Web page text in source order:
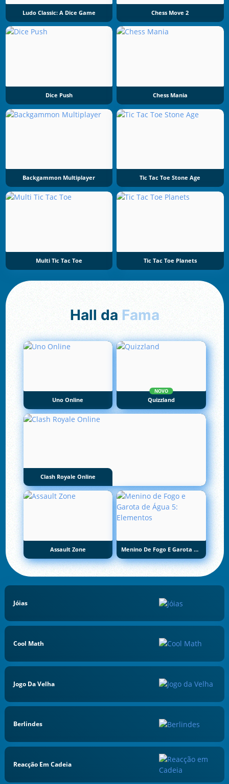
Ludo Classic: A Dice Game Chess Move 2
Dice Push Chess Mania
Backgammon Multiplayer Tic Tac Toe Stone Age
Multi Tic Tac Toe Tic Tac Toe Planets
Hall da Fama
Uno Online
NOVO
Quizzland
Clash Royale Online
Assault Zone Menino De Fogo E Garota De Água 5: Elementos
Jóias
Cool Math
Jogo Da Velha
Berlindes
Reacção Em Cadeia